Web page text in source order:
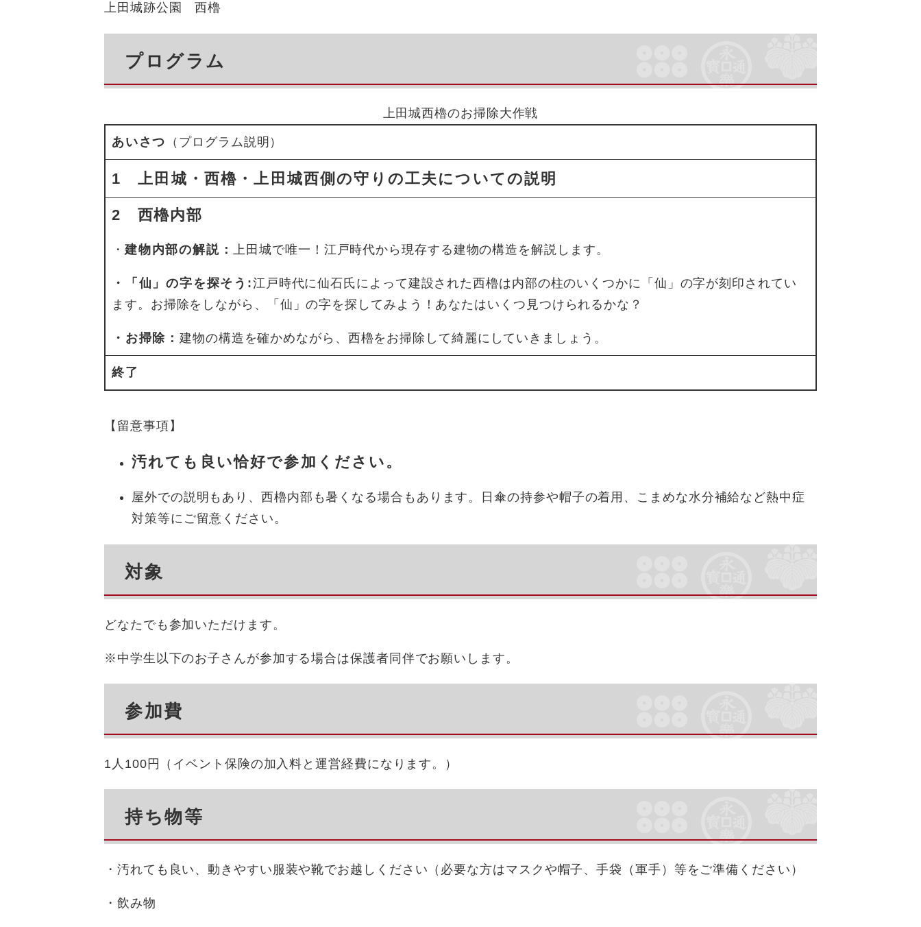
上田城跡公園 西櫓
プログラム
上田城西櫓のお掃除大作戦
あいさつ （プログラム説明）
1 上田城・西櫓・上田城西側の守りの工夫についての説明
2 西櫓内部
・ 建物内部の解説 ：上田城で唯一！江戸時代から現存する建物の構造を解説します。
・​「仙」の字を探そう:江戸時代に仙石氏によって建設された西櫓は内部の柱のいくつかに「仙」の字が刻印されてい
ます。お掃除をしながら、「仙」の字を探してみよう！あなたはいくつ見つけられるかな？
・お掃除： 建物の構造を確かめながら、西櫓をお掃除して綺麗にしていきましょう。
終了
【留意事項】
汚れても良い恰好で参加ください。
屋外での説明もあり、西櫓内部も暑くなる場合もあります。日傘の持参や帽子の着用、こまめな水分補給など熱中症
対策等にご留意ください。
対象
どなたでも参加いただけます。
※中学生以下のお子さんが参加する場合は保護者同伴でお願いします。
参加費
1人100円（イベント保険の加入料と運営経費になります。）
持ち物等
・汚れても良い、動きやすい服装や靴でお越しください（必要な方はマスクや帽子、手袋（軍手）等をご準備ください）
・飲み物